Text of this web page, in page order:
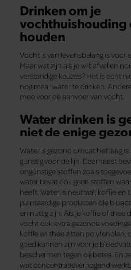
Drinken om je
vochthuishouding
houden
Vocht is van levensbelang is voor
Maar wat zijn als je wilt afvallen
verstandige keuzes? Het is echt
nog maar water te drinken.
mee voor de aanvoer van vocht.
Water drinken is
niet de enige
Water is gezond omdat het laag
gunstig voor de lijn. Daarnaast
ongunstige stoffen zoals
water bevat óók geen stoffen
heeft. Water is neutraal; koffie en
plantaardige producten die
en nuttig zijn. Als je koffie of thee
vocht ook extra gezonde
koffie en thee zitten polyfenolen,
goed kunnen zijn voor je
beschermen tegen diabetes. En
wat concentratieverhogend werkt.